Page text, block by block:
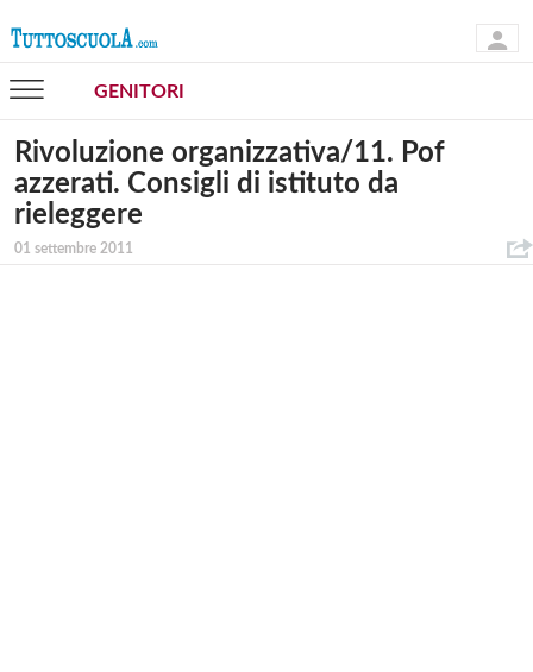
GENITORI
Rivoluzione organizzativa/11. Pof
azzerati. Consigli di istituto da
rieleggere
01 settembre 2011